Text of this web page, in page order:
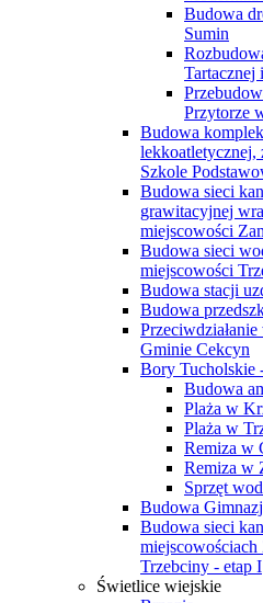
Budowa
Sumin
Tartacznej
Przytorze
Budowa
lekkoatletycznej,
Szkole
Budowa sieci
grawitacyjnej
miejscowości
Budowa sieci
miejscowości
Budowa stacji
Budowa
Gminie Cekcyn
Bory Tucholskie
Budowa
Plaża w
Plaża w
Remiza w
Remiza w
Sprzęt
Budowa
Budowa sieci
Trzebciny - etap I
Świetlice wiejskie